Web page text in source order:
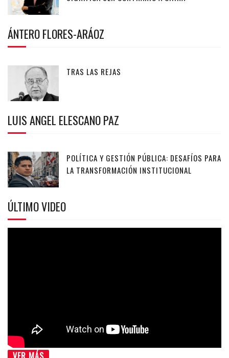
ÁNTERO FLORES-ARÁOZ
TRAS LAS REJAS
LUIS ANGEL ELESCANO PAZ
POLÍTICA Y GESTIÓN PÚBLICA: DESAFÍOS PARA
LA TRANSFORMACIÓN INSTITUCIONAL
ÚLTIMO VIDEO